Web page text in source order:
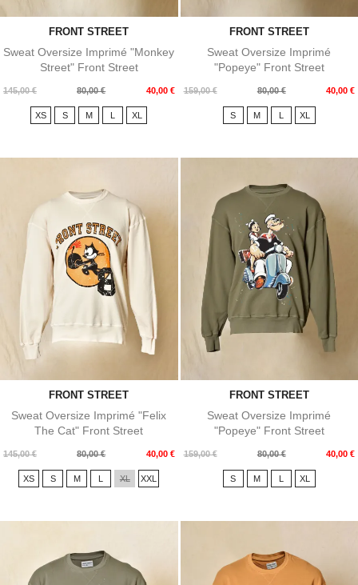
FRONT STREET
Sweat Oversize Imprimé "Monkey
Street" Front Street
145,00 €
Prix
80,00 € 40,00 €
Prix
XS S M L XL
FRONT STREET
Sweat Oversize Imprimé
"Popeye" Front Street
159,00 €
Prix
80,00 € 40,00 €
Prix
S M L XL
FRONT STREET
Sweat Oversize Imprimé "Felix
The Cat" Front Street
145,00 €
Prix
base
80,00 € 40,00 €
Prix
XS S M L XL XXL
FRONT STREET
Sweat Oversize Imprimé
"Popeye" Front Street
159,00 €
Prix
80,00 € 40,00 €
Prix
S M L XL